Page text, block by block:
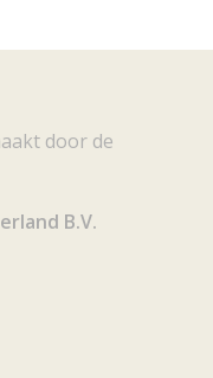
door de
B.V.